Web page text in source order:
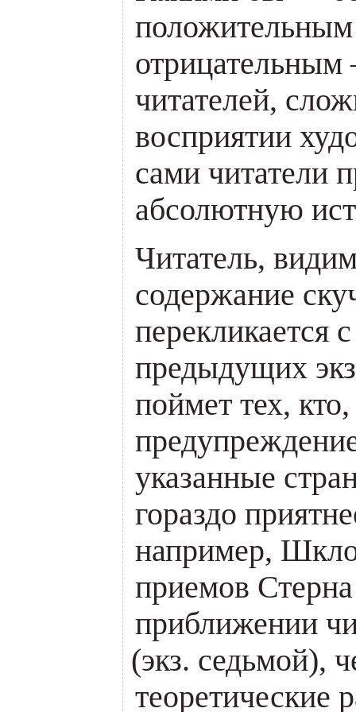
положительным
читателей,
восприятии
сами читатели
абсолютную
Читатель,
содержание
перекликается
предыдущих
поймет тех,
указанные
гораздо
например,
приемов
приближении
(экз. седьмой),
теоретические